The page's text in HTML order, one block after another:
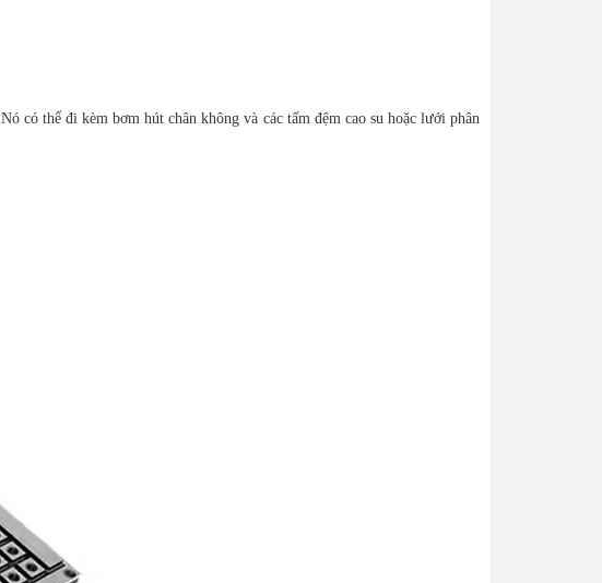
có thể đi kèm bơm hút chân không và các tấm đệm cao su hoặc lưới phân